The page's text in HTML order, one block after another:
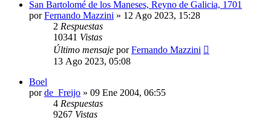
San Bartolomé de los Maneses, Reyno de Galicia, 1701
porFernando Mazzini » 12 Ago 2023, 15:28
2 Respuestas
10341 Vistas
Último mensaje porFernando Mazzini
13 Ago 2023, 05:08
Boel
porde_Freijo » 09 Ene 2004, 06:55
4 Respuestas
9267 Vistas